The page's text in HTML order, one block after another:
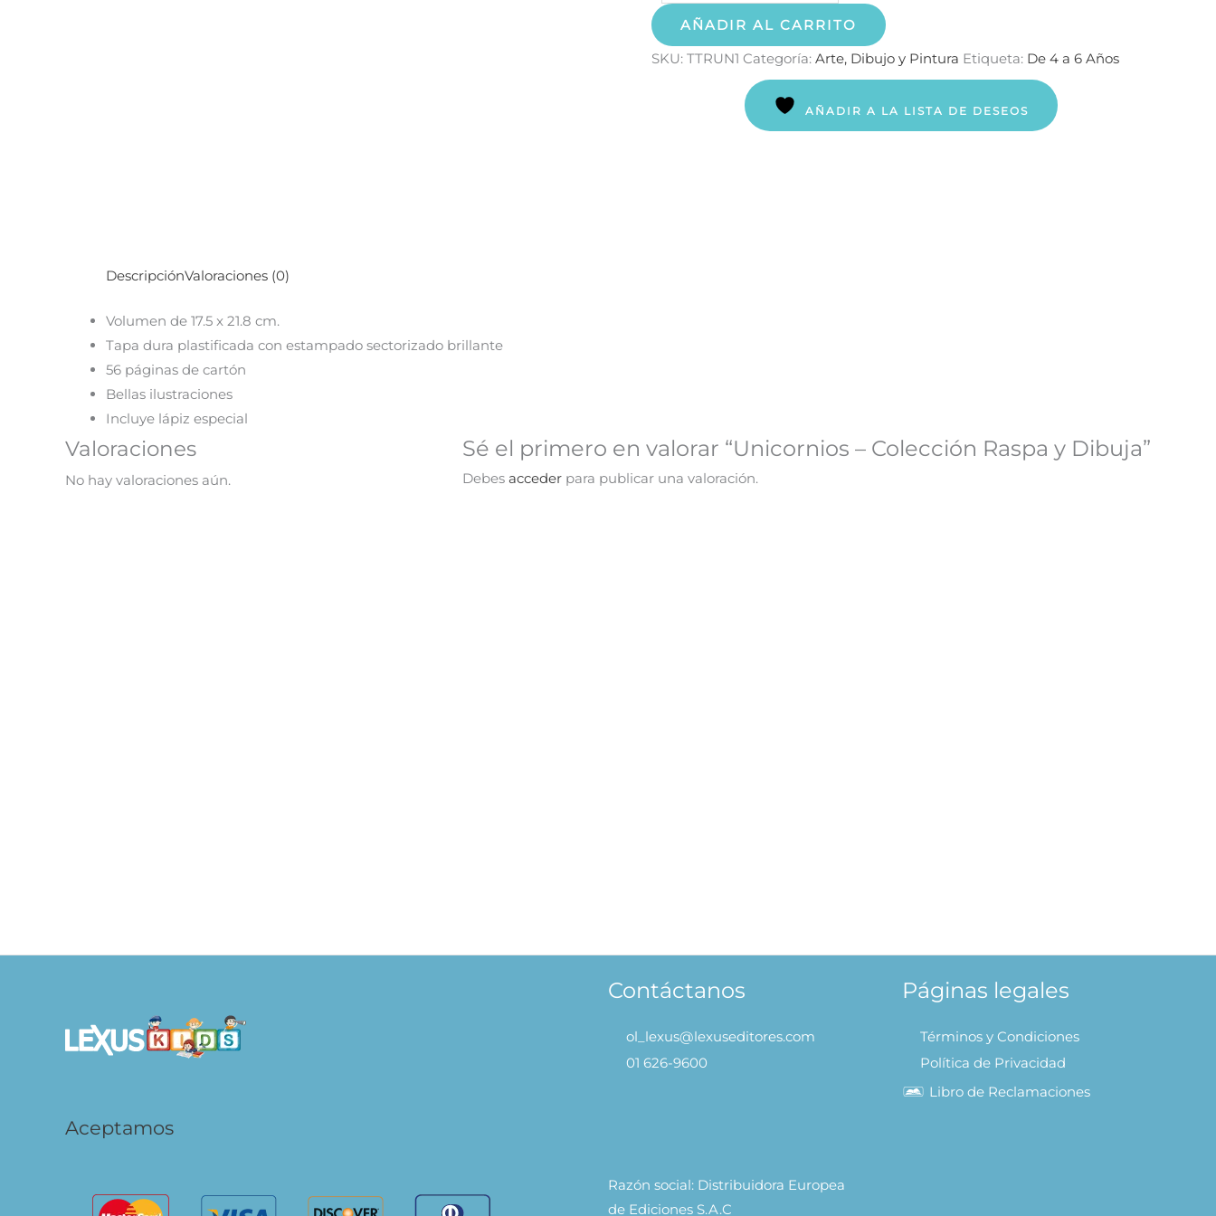
AÑADIR AL CARRITO
SKU: TTRUN1 Categoría: Arte, Dibujo y Pintura Etiqueta: De 4 a 6 Años
AÑADIR A LA LISTA DE DESEOS
DescripciónValoraciones (0)
Volumen de 17.5 x 21.8 cm.
Tapa dura plastificada con estampado sectorizado brillante
56 páginas de cartón
Bellas ilustraciones
Incluye lápiz especial
Valoraciones
No hay valoraciones aún.
Sé el primero en valorar “Unicornios – Colección Raspa y Dibuja”
Debes acceder para publicar una valoración.
Aceptamos
Contáctanos
ol_lexus@lexuseditores.com
01 626-9600
Razón social: Distribuidora Europea
de Ediciones S.A.C
Páginas legales
Términos y Condiciones
Política de Privacidad
Libro de Reclamaciones